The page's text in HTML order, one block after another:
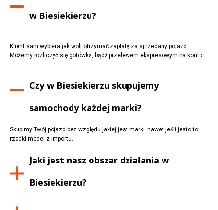
w Biesiekierzu?
Klient sam wybiera jak woli otrzymać zapłatę za sprzedany pojazd.
Możemy rozliczyć się gotówką, bądź przelewem ekspresowym na konto.
Czy w Biesiekierzu skupujemy
samochody każdej marki?
Skupimy Twój pojazd bez względu jakiej jest marki, nawet jeśli jesto to
rzadki model z importu.
Jaki jest nasz obszar działania w
Biesiekierzu?